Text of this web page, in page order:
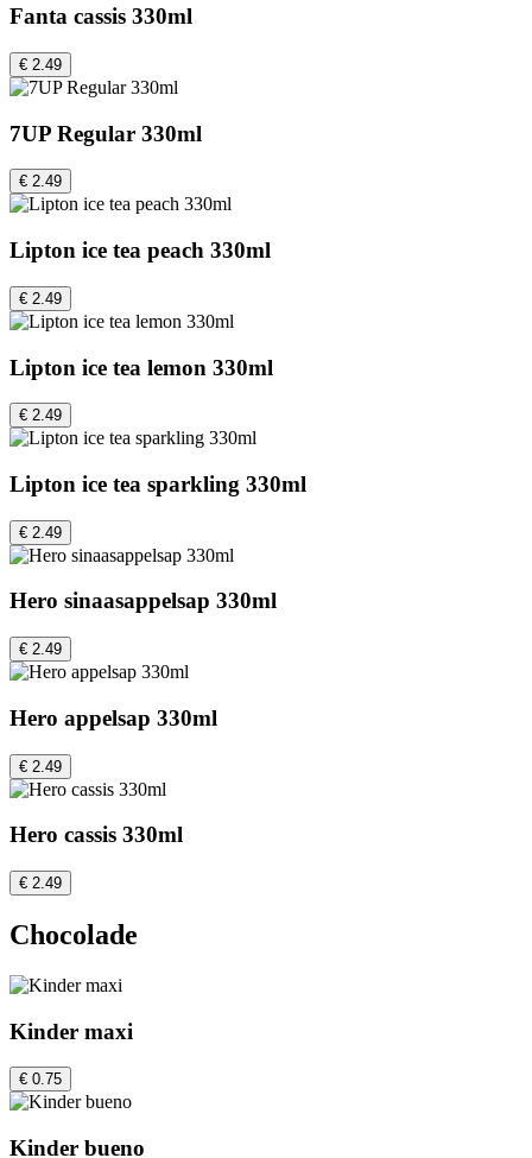
Fanta cassis 330ml
€ 2.49
7UP Regular 330ml
€ 2.49
Lipton ice tea peach 330ml
€ 2.49
Lipton ice tea lemon 330ml
€ 2.49
Lipton ice tea sparkling 330ml
€ 2.49
Hero sinaasappelsap 330ml
€ 2.49
Hero appelsap 330ml
€ 2.49
Hero cassis 330ml
€ 2.49
Chocolade
Kinder maxi
€ 0.75
Kinder bueno